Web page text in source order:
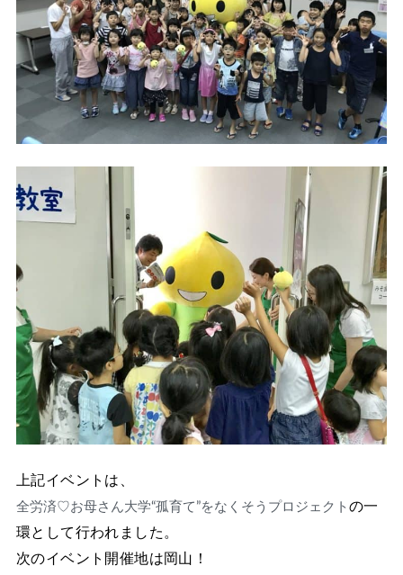
上記イベントは、
全労済♡お母さん大学“孤育て”をなくそうプロジェクト の一
環として行われました。
次のイベント開催地は岡山！